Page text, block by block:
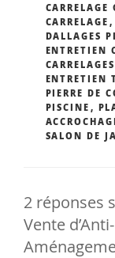
CARRELAGE
CARRELAGE ,
DALLAGES
ENTRETIEN
ENTRETIEN
PIERRE DE
PISCINE ,
SALON DE
2 réponses
Vente